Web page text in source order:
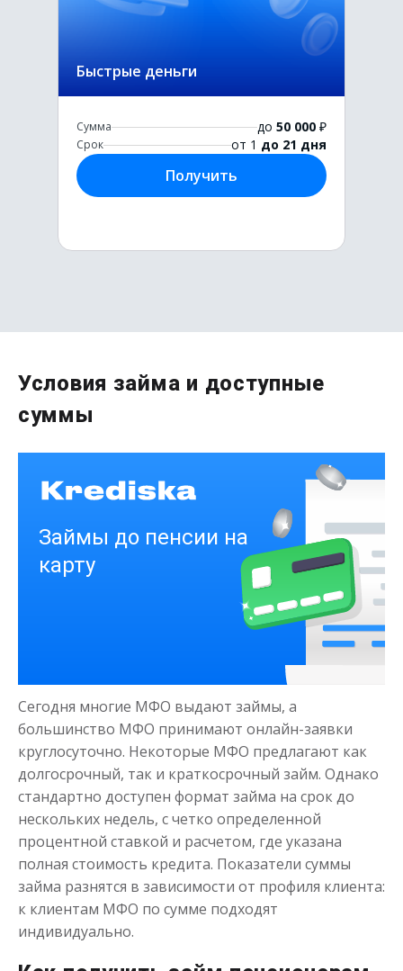
Быстрые деньги
Сумма до 50 000 ₽
Срок от 1 до 21 дня
Получить
Сумма
Получить
Срок от 1до 21 дня
Получить
Моментальный займ
Условия займа и доступные
суммы
Сегодня многие МФО выдают займы, а
большинство МФО принимают онлайн-заявки
круглосуточно. Некоторые МФО предлагают как
долгосрочный, так и краткосрочный займ. Однако
стандартно доступен формат займа на срок до
нескольких недель, с четко определенной
процентной ставкой и расчетом, где указана
полная стоимость кредита. Показатели суммы
займа разнятся в зависимости от профиля клиента:
к клиентам МФО по сумме подходят
индивидуально.